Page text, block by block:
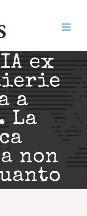
ex
a
La
non